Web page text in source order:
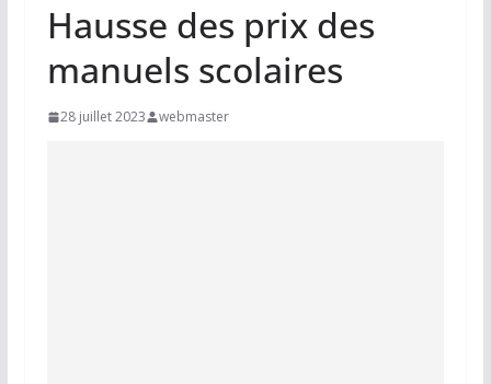
Hausse des prix des
manuels scolaires
28 juillet 2023 webmaster